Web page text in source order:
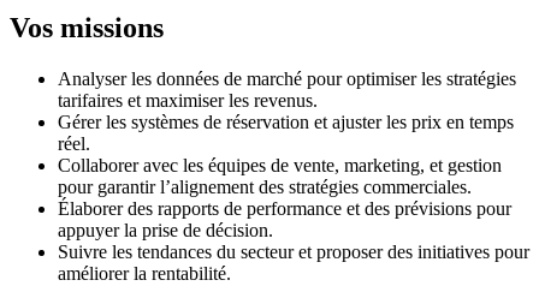
Vos missions
Analyser les données de marché pour optimiser les stratégies
tarifaires et maximiser les revenus.
Gérer les systèmes de réservation et ajuster les prix en temps
réel.
Collaborer avec les équipes de vente, marketing, et gestion
pour garantir l’alignement des stratégies commerciales.
Élaborer des rapports de performance et des prévisions pour
appuyer la prise de décision.
Suivre les tendances du secteur et proposer des initiatives pour
améliorer la rentabilité.